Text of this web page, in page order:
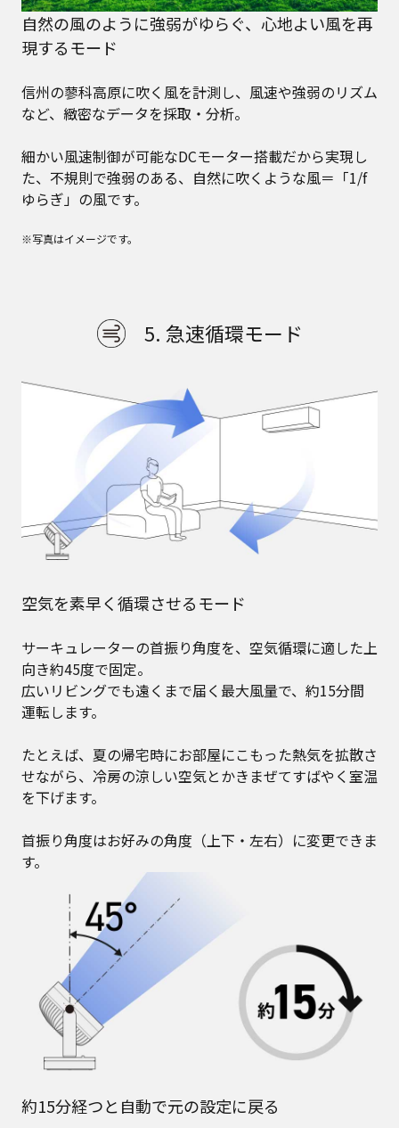
自然の風のように強弱がゆらぐ、心地よい風を再
現するモード
信州の蓼科高原に吹く風を計測し、風速や強弱のリズム
など、緻密なデータを採取・分析。
細かい風速制御が可能なDCモーター搭載だから実現し
た、不規則で強弱のある、自然に吹くような風＝「1/f
ゆらぎ」の風です。
※写真はイメージです。
5. 急速循環モード
空気を素早く循環させるモード
サーキュレーターの首振り角度を、空気循環に適した上
向き約45度で固定。
広いリビングでも遠くまで届く最大風量で、約15分間
運転します。
たとえば、夏の帰宅時にお部屋にこもった熱気を拡散さ
せながら、冷房の涼しい空気とかきまぜてすばやく室温
を下げます。
首振り角度はお好みの角度（上下・左右）に変更できま
す。
約15分経つと自動で元の設定に戻る